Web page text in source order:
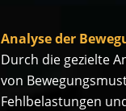
Analyse der
Durch die gezielte
von
Fehlbelastungen